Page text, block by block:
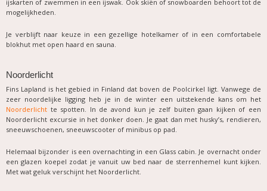
ijskarten of zwemmen in een ijswak. Ook skiën of snowboarden behoort tot de
mogelijkheden.
Je verblijft naar keuze in een gezellige hotelkamer of in een comfortabele
blokhut met open haard en sauna.
Noorderlicht
Fins Lapland is het gebied in Finland dat boven de Poolcirkel ligt. Vanwege de
zeer noordelijke ligging heb je in de winter een uitstekende kans om het
Noorderlicht te spotten. In de avond kun je zelf buiten gaan kijken of een
Noorderlicht excursie in het donker doen. Je gaat dan met husky’s, rendieren,
sneeuwschoenen, sneeuwscooter of minibus op pad.
Helemaal bijzonder is een overnachting in een Glass cabin. Je overnacht onder
een glazen koepel zodat je vanuit uw bed naar de sterrenhemel kunt kijken.
Met wat geluk verschijnt het Noorderlicht.